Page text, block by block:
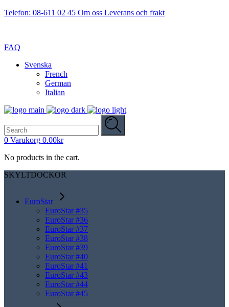
Telefon: 08-611 02 45 Om oss Leverans och frakt
FAQ
Svenska
French
German
Italian
for:
0 Varukorg 0.00kr
No products in the cart.
SKYLTDOCKOR
EuroStar
EuroStar #35
EuroStar #36
EuroStar #37
EuroStar #38
EuroStar #39
EuroStar #40
EuroStar #41
EuroStar #43
EuroStar #44
EuroStar #45